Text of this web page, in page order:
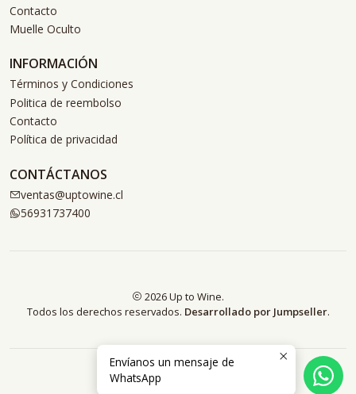
Contacto
Muelle Oculto
INFORMACIÓN
Términos y Condiciones
Politica de reembolso
Contacto
Política de privacidad
CONTÁCTANOS
ventas@uptowine.cl
56931737400
2026 Up to Wine.
Todos los derechos reservados. Desarrollado por Jumpseller.
VOLVER ARRIBA
Envíanos un mensaje de
WhatsApp